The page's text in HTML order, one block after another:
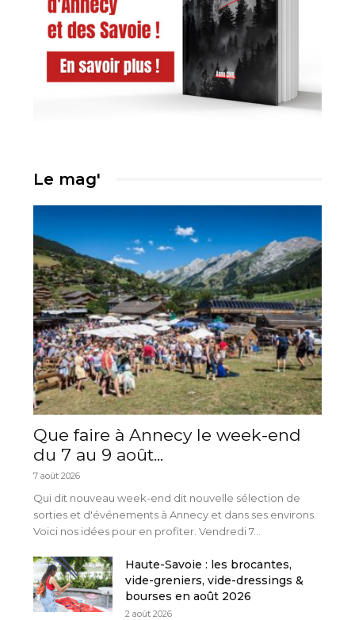
Le mag'
Que faire à Annecy le week-end
du 7 au 9 août...
7 août 2026
Qui dit nouveau week-end dit nouvelle sélection de
sorties et d'événements à Annecy et dans ses environs.
Voici nos idées pour en profiter. Vendredi 7...
Haute-Savoie : les brocantes,
vide-greniers, vide-dressings &
bourses en août 2026
2 août 2026